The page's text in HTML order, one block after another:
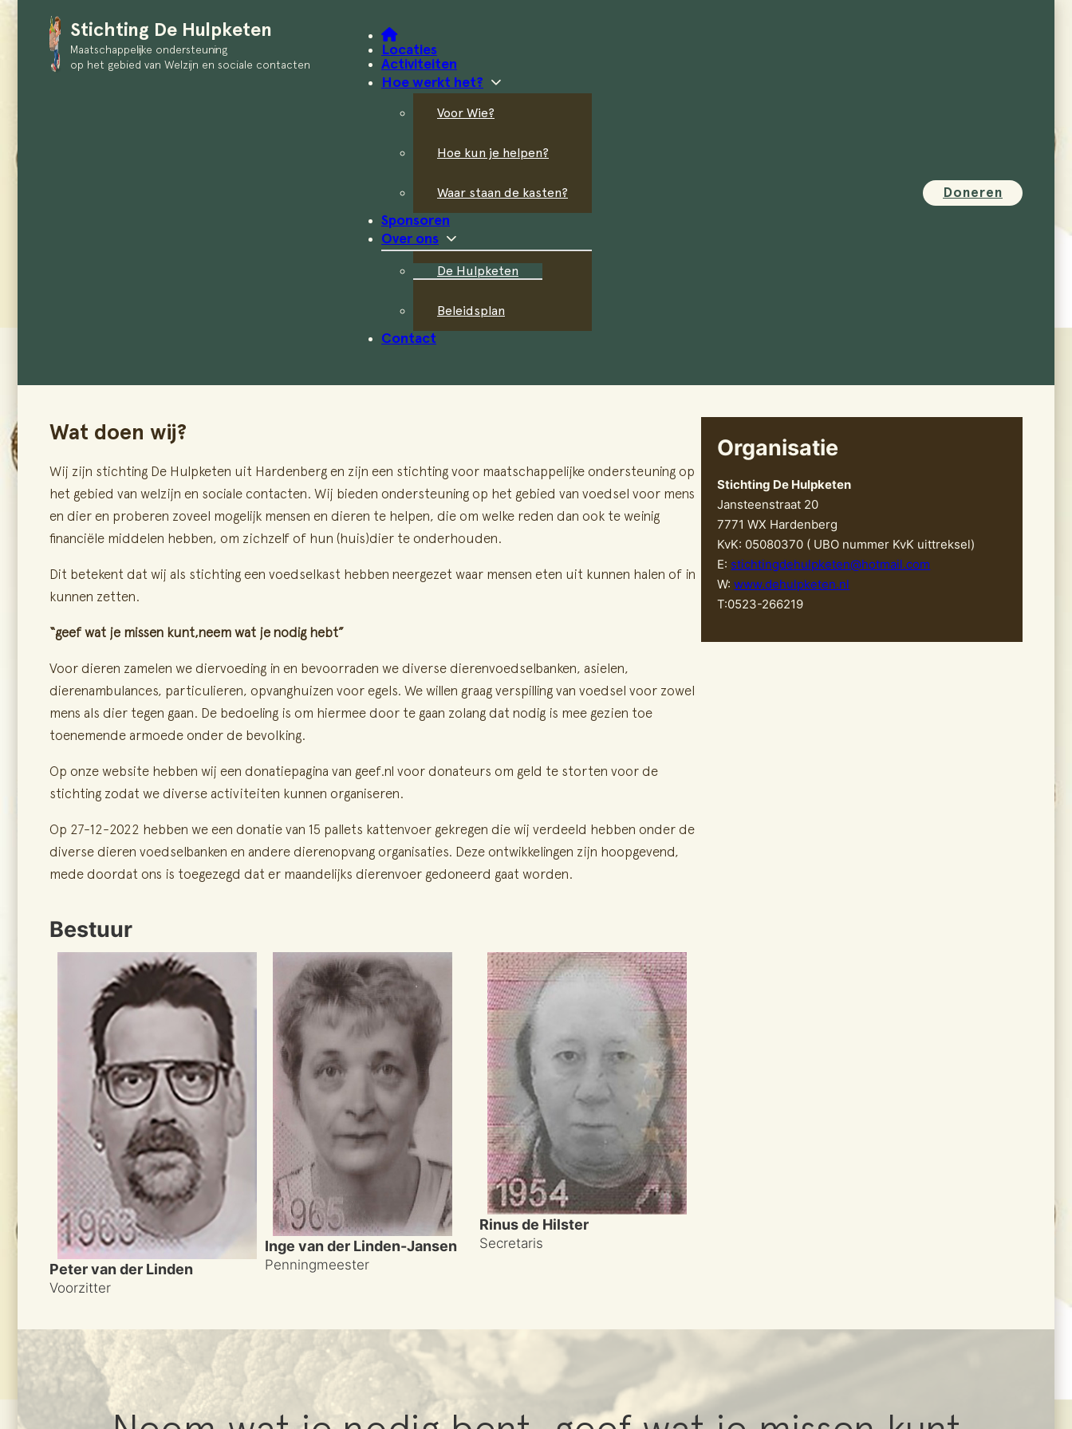
Stichting De Hulpketen
Maatschappelijke ondersteuning
op het gebied van Welzijn en sociale contacten
Locaties
Activiteiten
Hoe werkt het?
Voor Wie?
Hoe kun je helpen?
Waar staan de kasten?
Sponsoren
Over ons
De Hulpketen
Beleidsplan
Contact
Doneren
Wat doen wij?
Wij zijn stichting De Hulpketen uit Hardenberg en zijn een stichting voor maatschappelijke ondersteuning op
het gebied van welzijn en sociale contacten. Wij bieden ondersteuning op het gebied van voedsel voor mens
en dier en proberen zoveel mogelijk mensen en dieren te helpen, die om welke reden dan ook te weinig
financiële middelen hebben, om zichzelf of hun (huis)dier te onderhouden.
Dit betekent dat wij als stichting een voedselkast hebben neergezet waar mensen eten uit kunnen halen of in
kunnen zetten.
“geef wat je missen kunt,neem wat je nodig hebt”
Voor dieren zamelen we diervoeding in en bevoorraden we diverse dierenvoedselbanken, asielen,
dierenambulances, particulieren, opvanghuizen voor egels. We willen graag verspilling van voedsel voor zowel
mens als dier tegen gaan. De bedoeling is om hiermee door te gaan zolang dat nodig is mee gezien toe
toenemende armoede onder de bevolking.
Op onze website hebben wij een donatiepagina van geef.nl voor donateurs om geld te storten voor de
stichting zodat we diverse activiteiten kunnen organiseren.
Op 27-12-2022 hebben we een donatie van 15 pallets kattenvoer gekregen die wij verdeeld hebben onder de
diverse dieren voedselbanken en andere dierenopvang organisaties. Deze ontwikkelingen zijn hoopgevend,
mede doordat ons is toegezegd dat er maandelijks dierenvoer gedoneerd gaat worden.
Bestuur
Peter van der Linden
Voorzitter
Inge van der Linden-Jansen
Penningmeester
Rinus de Hilster
Secretaris
Organisatie
Stichting De Hulpketen
Jansteenstraat 20
7771 WX Hardenberg
KvK: 05080370 ( UBO nummer KvK uittreksel)
E: stichtingdehulpketen@hotmail.com
W:www.dehulpketen.nl
T:0523-266219